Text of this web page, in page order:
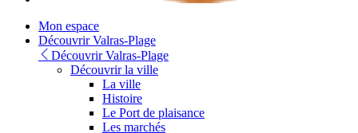
Mon espace
Découvrir Valras-Plage
Découvrir Valras-Plage
Découvrir la ville
La ville
Histoire
Le Port de plaisance
Les marchés